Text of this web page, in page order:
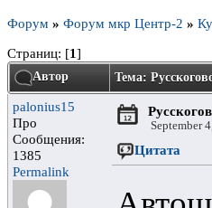
Форум » Форум мкр Центр-2 »
Страниц: [1]
Автор Тема:
palonius15
Про
Сообщения:
1385
Permalink
September
Цитата